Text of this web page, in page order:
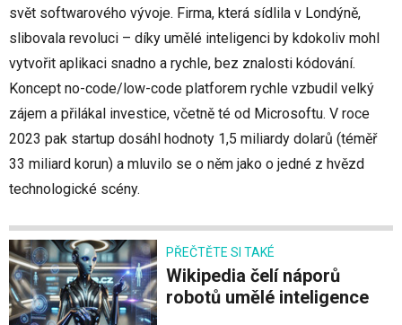
svět softwarového vývoje. Firma, která sídlila v Londýně,
slibovala revoluci – díky umělé inteligenci by kdokoliv mohl
vytvořit aplikaci snadno a rychle, bez znalosti kódování.
Koncept no-code/low-code platforem rychle vzbudil velký
zájem a přilákal investice, včetně té od Microsoftu. V roce
2023 pak startup dosáhl hodnoty 1,5 miliardy dolarů (téměř
33 miliard korun) a mluvilo se o něm jako o jedné z hvězd
technologické scény.
PŘEČTĚTE SI TAKÉ
Wikipedia čelí náporů
robotů umělé inteligence